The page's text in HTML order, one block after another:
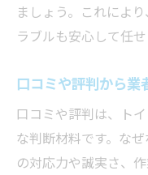
ましょう。これによ
ラブルも安心して任せ
口コミや評判から
口コミや評判は、ト
な判断材料です。な
の対応力や誠実さ、